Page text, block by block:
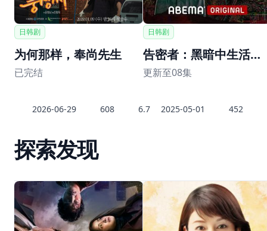
日韩剧
为何那样，奉尚先生
已完结
2026-06-29 608 6.7
日韩剧
告密者：黑暗中生活的野兽们
更新至08集
2025-05-01 452
探索发现